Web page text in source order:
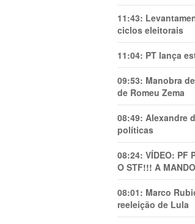
11:43:
ciclos eleitorais
11:04: PT lança
09:53: Manobra
de Romeu Zema
08:49: Alexandre
políticas
08:24: VÍDEO: PF
O STF!!! A
08:01: Marco
reeleição de Lula